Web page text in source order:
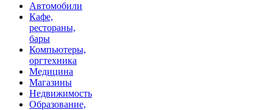
Автомобили
Кафе,
рестораны,
бары
Компьютеры,
оргтехника
Медицина
Магазины
Недвижимость
Образование,